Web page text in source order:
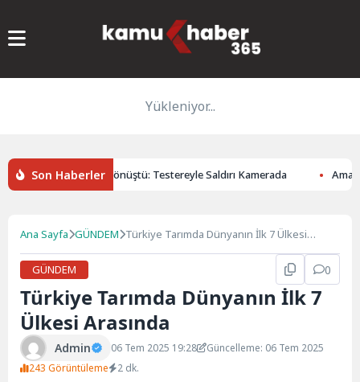
Yükleniyor...
Son Haberler
Kavgaya Dönüştü: Testereyle Saldırı Kamerada
Ana Sayfa GÜNDEM Türkiye Tarımda Dünyanın İlk 7 Ülkesi
GÜNDEM
0
Türkiye Tarımda Dünyanın İlk 7
Ülkesi Arasında
Admin 06 Tem 2025 19:28
Güncelleme: 06 Tem 2025
243 Görüntüleme
2 dk.